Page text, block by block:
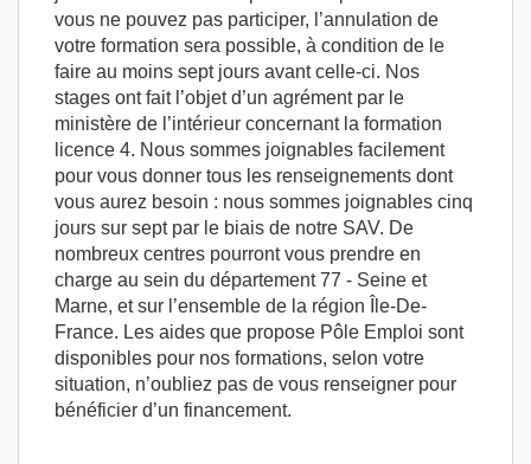
vous ne pouvez pas participer, l’annulation de
votre formation sera possible, à condition de le
faire au moins sept jours avant celle-ci. Nos
stages ont fait l’objet d’un agrément par le
ministère de l’intérieur concernant la formation
licence 4. Nous sommes joignables facilement
pour vous donner tous les renseignements dont
vous aurez besoin : nous sommes joignables cinq
jours sur sept par le biais de notre SAV. De
nombreux centres pourront vous prendre en
charge au sein du département 77 - Seine et
Marne, et sur l’ensemble de la région Île-De-
France. Les aides que propose Pôle Emploi sont
disponibles pour nos formations, selon votre
situation, n’oubliez pas de vous renseigner pour
bénéficier d’un financement.